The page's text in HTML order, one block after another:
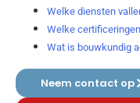
Welke diensten
Welke
Wat is bouwkundig
Neem contact op